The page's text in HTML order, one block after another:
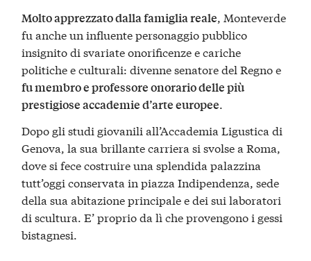
Molto apprezzato dalla famiglia reale, Monteverde
fu anche un influente personaggio pubblico
insignito di svariate onorificenze e cariche
politiche e culturali: divenne senatore del Regno e
fu membro e professore onorario delle più
prestigiose accademie d’arte europee.
Dopo gli studi giovanili all’Accademia Ligustica di
Genova, la sua brillante carriera si svolse a Roma,
dove si fece costruire una splendida palazzina
tutt’oggi conservata in piazza Indipendenza, sede
della sua abitazione principale e dei sui laboratori
di scultura. E’ proprio da lì che provengono i gessi
bistagnesi.